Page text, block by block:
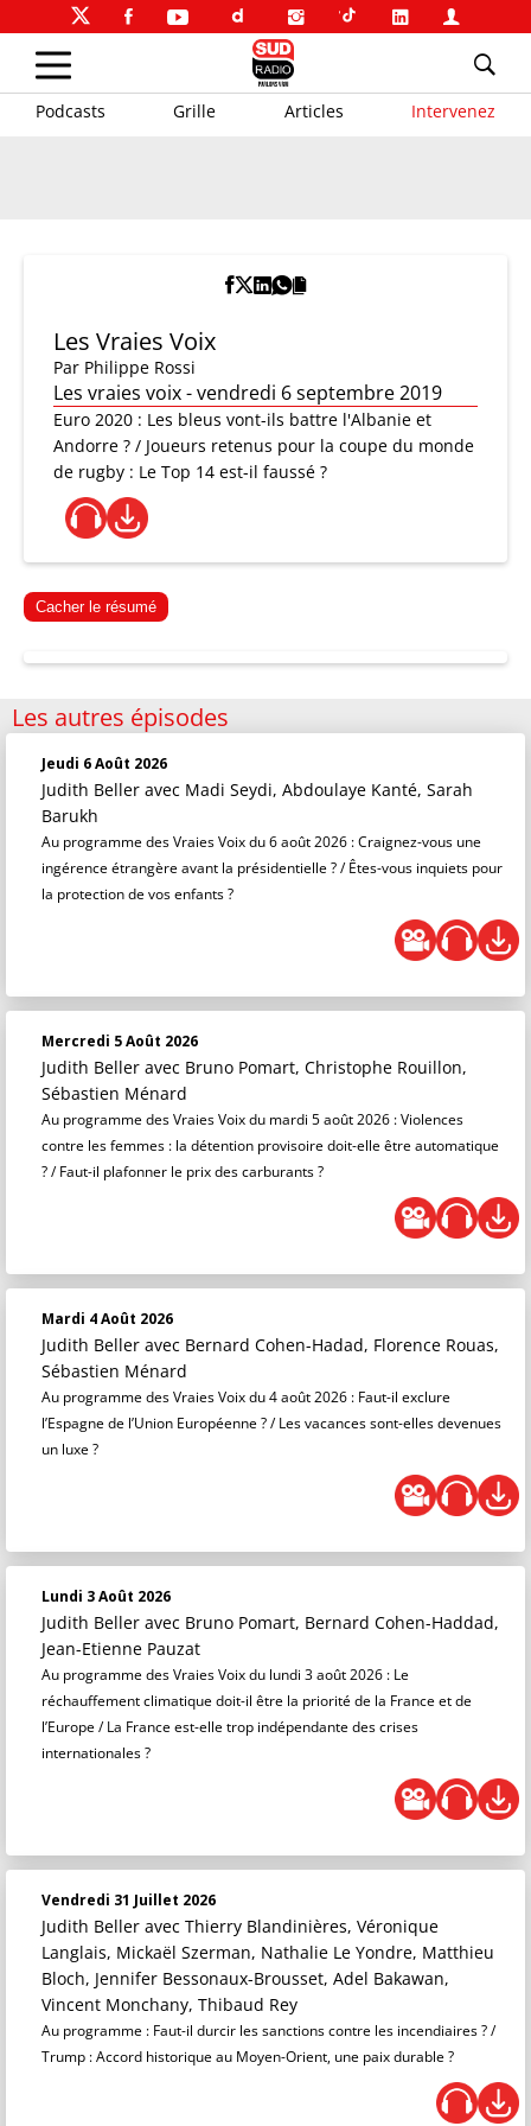
Podcasts Grille Articles Intervenez
Les Vraies Voix
Par Philippe Rossi
Les vraies voix - vendredi 6 septembre 2019
Euro 2020 : Les bleus vont-ils battre l'Albanie et
Andorre ? / Joueurs retenus pour la coupe du monde
de rugby : Le Top 14 est-il faussé ?
Cacher le résumé
Les autres épisodes
Jeudi 6 Août 2026
Judith Beller avec Madi Seydi, Abdoulaye Kanté, Sarah
Barukh
Au programme des Vraies Voix du 6 août 2026 : Craignez-vous une
ingérence étrangère avant la présidentielle ? / Êtes-vous inquiets pour
la protection de vos enfants ?
Mercredi 5 Août 2026
Judith Beller avec Bruno Pomart, Christophe Rouillon,
Sébastien Ménard
Au programme des Vraies Voix du mardi 5 août 2026 : Violences
contre les femmes : la détention provisoire doit-elle être automatique
? / Faut-il plafonner le prix des carburants ?
Mardi 4 Août 2026
Judith Beller avec Bernard Cohen-Hadad, Florence Rouas,
Sébastien Ménard
Au programme des Vraies Voix du 4 août 2026 : Faut-il exclure
l’Espagne de l’Union Européenne ? / Les vacances sont-elles devenues
un luxe ?
Lundi 3 Août 2026
Judith Beller avec Bruno Pomart, Bernard Cohen-Haddad,
Jean-Etienne Pauzat
Au programme des Vraies Voix du lundi 3 août 2026 : Le
réchauffement climatique doit-il être la priorité de la France et de
l’Europe / La France est-elle trop indépendante des crises
internationales ?
Vendredi 31 Juillet 2026
Judith Beller avec Thierry Blandinières, Véronique
Langlais, Mickaël Szerman, Nathalie Le Yondre, Matthieu
Bloch, Jennifer Bessonaux-Brousset, Adel Bakawan,
Vincent Monchany, Thibaud Rey
Au programme : Faut-il durcir les sanctions contre les incendiaires ? /
Trump : Accord historique au Moyen-Orient, une paix durable ?